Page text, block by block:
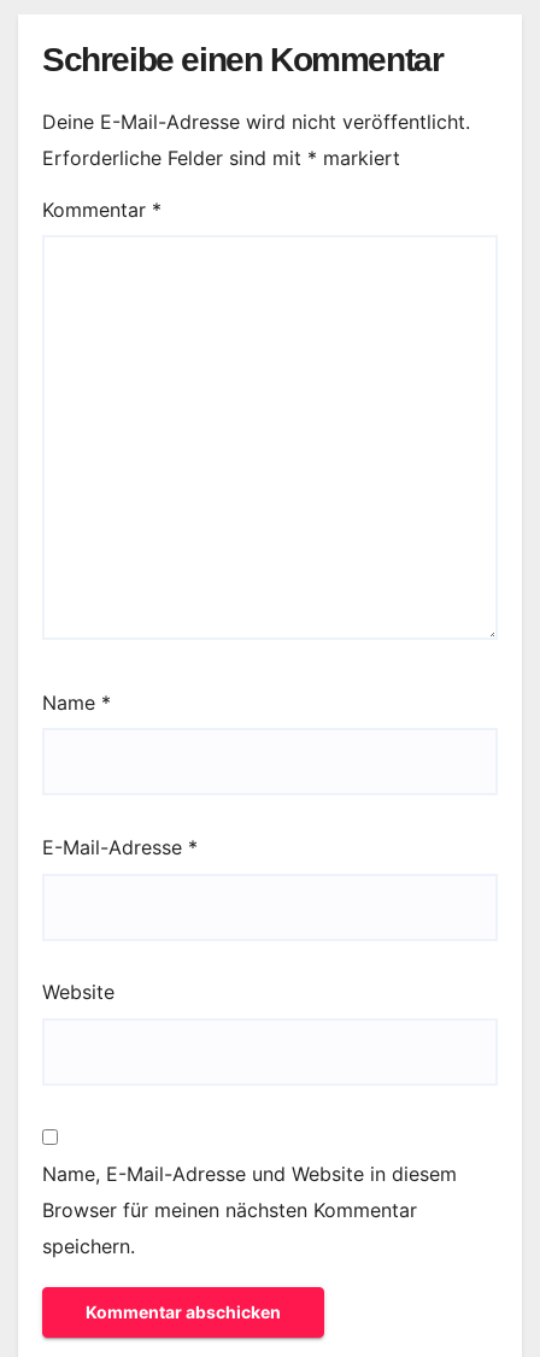
Schreibe einen Kommentar
Deine E-Mail-Adresse wird nicht veröffentlicht.
Erforderliche Felder sind mit * markiert
Kommentar *
Name *
E-Mail-Adresse *
Website
Name, E-Mail-Adresse und Website in diesem
Browser für meinen nächsten Kommentar
speichern.